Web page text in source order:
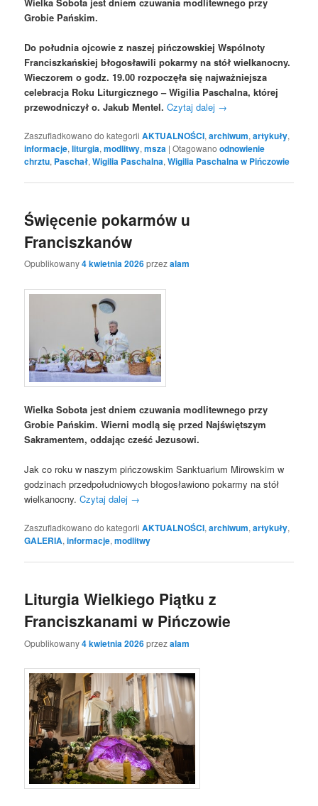
Grobie Pańskim.
Do południa ojcowie z naszej pińczowskiej Wspólnoty
Franciszkańskiej błogosławili pokarmy na stół wielkanocny.
Wieczorem o godz. 19.00 rozpoczęła się najważniejsza
celebracja Roku Liturgicznego – Wigilia Paschalna, której
przewodniczył o. Jakub Mentel. Czytaj dalej →
Zaszufladkowano do kategorii AKTUALNOŚCI,archiwum,artykuły,
informacje,liturgia,modlitwy,msza |Otagowano odnowienie
chrztu, Paschał,Wigilia Paschalna,Wigilia Paschalna w Pińczowie
Święcenie pokarmów u
Franciszkanów
Opublikowany4 kwietnia 2026przezalam
Wielka Sobota jest dniem czuwania modlitewnego przy
Grobie Pańskim. Wierni modlą się przed Najświętszym
Sakramentem, oddając cześć Jezusowi.
Jak co roku w naszym pińczowskim Sanktuarium Mirowskim w
godzinach przedpołudniowych błogosławiono pokarmy na stół
wielkanocny.Czytaj dalej →
Zaszufladkowano do kategorii AKTUALNOŚCI,archiwum,artykuły,
GALERIA,informacje,modlitwy
Liturgia Wielkiego Piątku z
Franciszkanami w Pińczowie
Opublikowany4 kwietnia 2026przezalam